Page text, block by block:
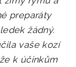
preparáty
žádný.
vaše kozí
k účinkům